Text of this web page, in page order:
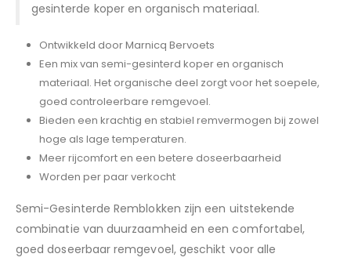
gesinterde koper en organisch materiaal.
Ontwikkeld door Marnicq Bervoets
Een mix van semi-gesinterd koper en organisch
materiaal. Het organische deel zorgt voor het soepele,
goed controleerbare remgevoel.
Bieden een krachtig en stabiel remvermogen bij zowel
hoge als lage temperaturen.
Meer rijcomfort en een betere doseerbaarheid
Worden per paar verkocht
Semi-Gesinterde Remblokken zijn een uitstekende
combinatie van duurzaamheid en een comfortabel,
goed doseerbaar remgevoel, geschikt voor alle